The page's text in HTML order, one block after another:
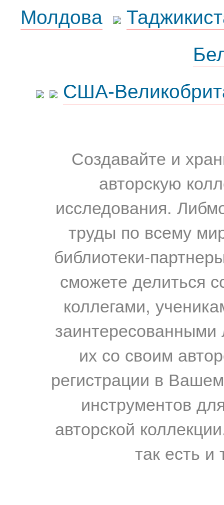
Молдова
США-
Создавайте и
авторскую
исследования.
труды по всему
библиотеки-
сможете делиться
коллегами,
их со своим
регистрации в
инструментов
авторской
так есть и